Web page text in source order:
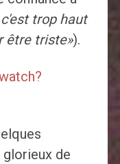
trop haut
être triste»).
de